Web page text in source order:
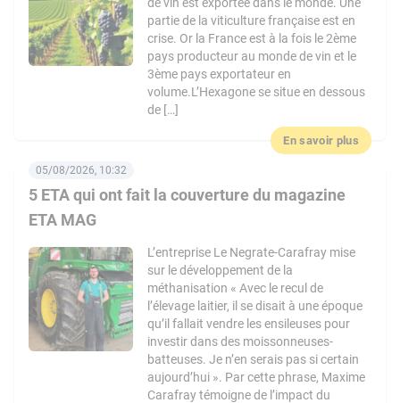
partie de la viticulture française est en
crise. Or la France est à la fois le 2ème
pays producteur au monde de vin et le
3ème pays exportateur en
volume.L’Hexagone se situe en dessous
de […]
En savoir plus
5 ETA qui ont fait la couverture du magazine
ETA MAG
05/08/2026, 10:32
L’entreprise Le Negrate-Carafray mise
sur le développement de la
méthanisation « Avec le recul de
l’élevage laitier, il se disait à une époque
qu’il fallait vendre les ensileuses pour
investir dans des moissonneuses-
batteuses. Je n’en serais pas si certain
aujourd’hui ». Par cette phrase, Maxime
Carafray témoigne de l’impact du